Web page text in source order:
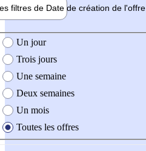
filtres de Date de création de l'offre
création de l'offre
Un jour
Trois jours
Une semaine
Deux semaines
Un mois
Toutes les offres